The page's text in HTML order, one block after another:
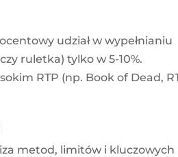
udział w wypełnianiu
ruletka) tylko w 5-10%.
RTP (np. Book of Dead,
metod, limitów i kluczowych